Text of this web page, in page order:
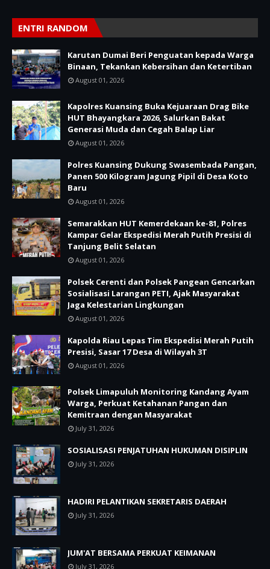
ENTRI RANDOM
Karutan Dumai Beri Penguatan kepada Warga
Binaan, Tekankan Kebersihan dan Ketertiban
August 01, 2026
Kapolres Kuansing Buka Kejuaraan Drag Bike
HUT Bhayangkara 2026, Salurkan Bakat
Generasi Muda dan Cegah Balap Liar
August 01, 2026
Polres Kuansing Dukung Swasembada Pangan,
Panen 500 Kilogram Jagung Pipil di Desa Koto
Baru
August 01, 2026
Semarakkan HUT Kemerdekaan ke-81, Polres
Kampar Gelar Ekspedisi Merah Putih Presisi di
Tanjung Belit Selatan
August 01, 2026
Polsek Cerenti dan Polsek Pangean Gencarkan
Sosialisasi Larangan PETI, Ajak Masyarakat
Jaga Kelestarian Lingkungan
August 01, 2026
Kapolda Riau Lepas Tim Ekspedisi Merah Putih
Presisi, Sasar 17 Desa di Wilayah 3T
August 01, 2026
Polsek Limapuluh Monitoring Kandang Ayam
Warga, Perkuat Ketahanan Pangan dan
Kemitraan dengan Masyarakat
July 31, 2026
SOSIALISASI PENJATUHAN HUKUMAN DISIPLIN
July 31, 2026
HADIRI PELANTIKAN SEKRETARIS DAERAH
July 31, 2026
JUM'AT BERSAMA PERKUAT KEIMANAN
July 31, 2026